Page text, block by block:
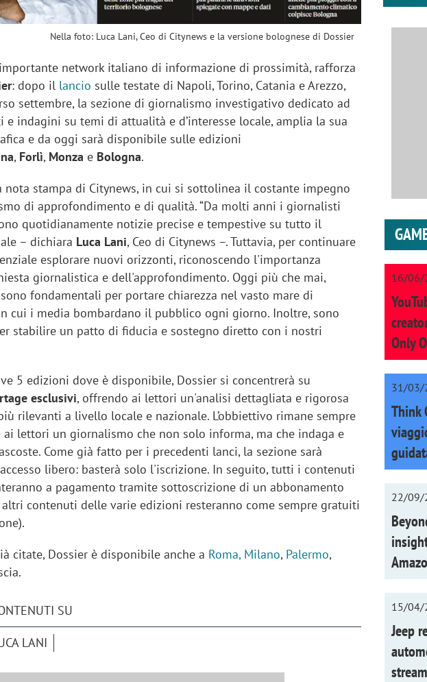
Nella foto: Luca Lani, Ceo di Citynews e la versione bolognese di Dossier
network italiano di informazione di prossimità, rafforza
: dopo il lancio sulle testate di Napoli, Torino, Catania e Arezzo,
settembre, la sezione di giornalismo investigativo dedicato ad
e indagini su temi di attualità e d’interesse locale, amplia la sua
e da oggi sarà disponibile sulle edizioni
, Forlì, Monza e Bologna.
nota stampa di Citynews, in cui si sottolinea il costante impegno
di approfondimento e di qualità. “Da molti anni i giornalisti
quotidianamente notizie precise e tempestive su tutto il
– dichiara Luca Lani, Ceo di Citynews –. Tuttavia, per continuare
esplorare nuovi orizzonti, riconoscendo l'importanza
giornalistica e dell'approfondimento. Oggi più che mai,
fondamentali per portare chiarezza nel vasto mare di
cui i media bombardano il pubblico ogni giorno. Inoltre, sono
stabilire un patto di fiducia e sostegno diretto con i nostri
5 edizioni dove è disponibile, Dossier si concentrerà su
esclusivi, offrendo ai lettori un'analisi dettagliata e rigorosa
rilevanti a livello locale e nazionale. L’obbiettivo rimane sempre
lettori un giornalismo che non solo informa, ma che indaga e
Come già fatto per i precedenti lanci, la sezione sarà
libero: basterà solo l'iscrizione. In seguito, tutti i contenuti
a pagamento tramite sottoscrizione di un abbonamento
contenuti delle varie edizioni resteranno come sempre gratuiti
citate, Dossier è disponibile anche a Roma, Milano, Palermo,
SU
LANI
16/06/
Only
31/03/
Think
22/09/
15/04/
Jeep